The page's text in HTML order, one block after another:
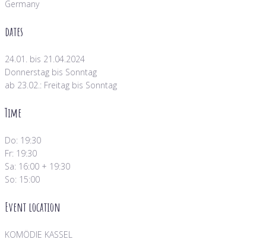
Germany
dates
24.01. bis 21.04.2024
Donnerstag bis Sonntag
ab 23.02.: Freitag bis Sonntag
Time
Do: 19:30
Fr: 19:30
Sa: 16:00 + 19:30
So: 15:00
Event location
KOMÖDIE KASSEL